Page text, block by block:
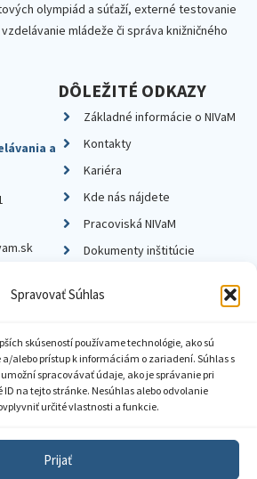
Spravovať Súhlas
skúseností používame technológie, ako sú
alebo prístup k informáciám o zariadení. Súhlas s
spracovávať údaje, ako je správanie pri
na tejto stránke. Nesúhlas alebo odvolanie
určité vlastnosti a funkcie.
Prijať
olympiád a súťaží, externé testovanie
mládeže či správa knižničného
a
DÔLEŽITÉ ODKAZY
Základné informácie o NIVaM
Kontakty
Kariéra
Kde nás nájdete
Pracoviská NIVaM
Dokumenty inštitúcie
ochrany súkromia
Sprístupnenie informácií